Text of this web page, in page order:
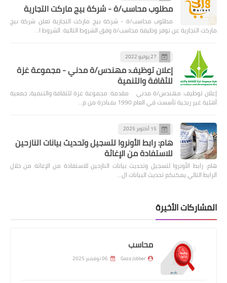
مطلوب محاسب/ة - شركة بيج ماركت التجارية
مطلوب محاسب/ة - شركة بيج ماركت التجارية تعلن شركة بيج
ماركت التجارية عن توفر وظيفة محاسب/ة وفق الشروط التالية: الشروط ا…
27 يوليو 2022
إعلان توظيف: مهندس/ة مدني - مجموعة غزة
للثقافة والتنمية
إعلان توظيف: مهندس/ة مدني مقدمة: مجموعة غزة للثقافة والتنمية، جمعية
أهلية غير ربحية تأسست في العام 1990 بمبادرة من م…
15 أكتوبر 2025
هام: رابط الأونروا لتسجيل وتحديث بيانات النازحين
للاستفادة من الإغاثة
هام: رابط الأونروا لتسجيل وتحديث بيانات النازحين للاستفادة من الإغاثة من خلال
الرابط التالي يمكنكم تحديث البيانات ال…
المشاركات الأخيرة
محاسب
Gaza Jobber 06 نوفمبر 2025